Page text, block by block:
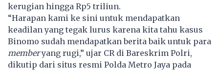
kerugian hingga Rp5 triliun.
“Harapan kami ke sini untuk mendapatkan
keadilan yang tegak lurus karena kita tahu kasus
Binomo sudah mendapatkan berita baik untuk para
memberyang rugi,” ujar CR di Bareskrim Polri,
dikutip dari situs resmi Polda Metro Jaya pada